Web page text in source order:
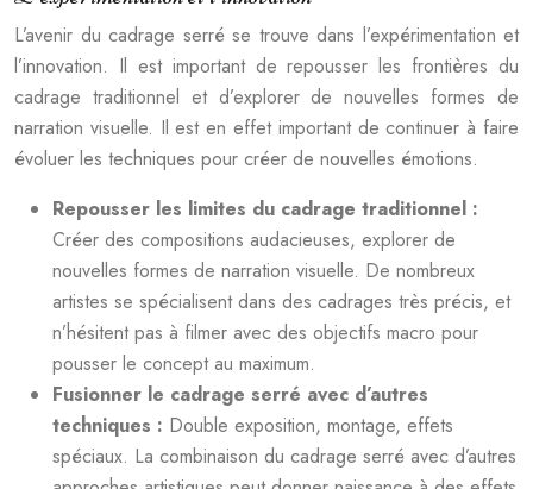
L’avenir du cadrage serré se trouve dans l’expérimentation et
l’innovation. Il est important de repousser les frontières du
cadrage traditionnel et d’explorer de nouvelles formes de
narration visuelle. Il est en effet important de continuer à faire
évoluer les techniques pour créer de nouvelles émotions.
Repousser les limites du cadrage traditionnel :
Créer des compositions audacieuses, explorer de
nouvelles formes de narration visuelle. De nombreux
artistes se spécialisent dans des cadrages très précis, et
n’hésitent pas à filmer avec des objectifs macro pour
pousser le concept au maximum.
Fusionner le cadrage serré avec d’autres
techniques : Double exposition, montage, effets
spéciaux. La combinaison du cadrage serré avec d’autres